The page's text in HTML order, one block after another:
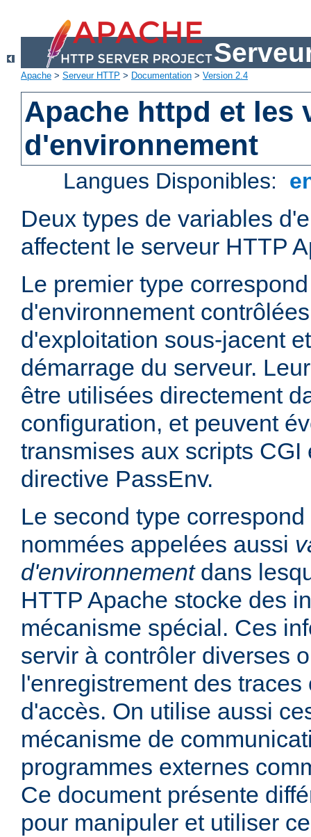
Apache > Serveur HTTP > Documentation > Version 2.4
Apache httpd et les
d'environnement
Langues Disponibles:
Deux types de variables
affectent le serveur HTTP
Le premier type
d'environnement
d'exploitation sous-jacent
démarrage du serveur.
être utilisées directement
configuration, et peuvent
transmises aux scripts CGI
directive PassEnv.
Le second type
nommées appelées aussi
d'environnementdans
HTTP Apache stocke des
mécanisme spécial. Ces
servir à contrôler diverses
l'enregistrement des traces
d'accès. On utilise aussi
mécanisme de
programmes externes
Ce document présente
pour manipuler et utiliser